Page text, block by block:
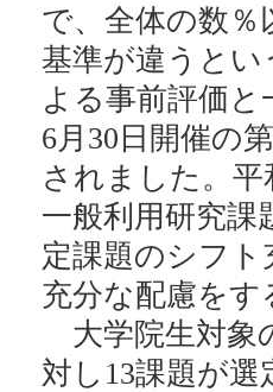
で、全体の数％
基準が違うと
よる事前評価
6月30日開催の
されました。
一般利用研究課
定課題のシフ
充分な配慮を
大学院生対象
対し13課題が